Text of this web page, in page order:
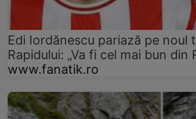
Edi Iordănescu pariază pe noul
Rapidului: „Va fi cel mai bun din
www.fanatik.ro